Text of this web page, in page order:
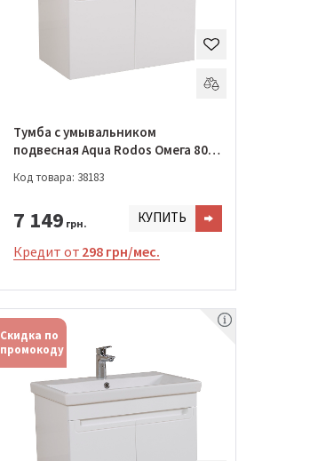
Тумба с умывальником
подвесная Aqua Rodos Омега 80
(ОР0002549)
Код товара: 38183
7 149 грн. КУПИТЬ
Кредит от 298 грн/мес.
Скидка по
промокоду